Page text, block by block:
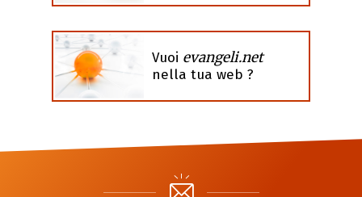
Vuoi evangeli.net
nella tua web ?